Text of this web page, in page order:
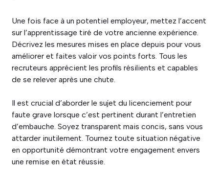
Une fois face à un potentiel employeur, mettez l’accent
sur l’apprentissage tiré de votre ancienne expérience.
Décrivez les mesures mises en place depuis pour vous
améliorer et faites valoir vos points forts. Tous les
recruteurs apprécient les profils résilients et capables
de se relever après une chute.
Il est crucial d’aborder le sujet du licenciement pour
faute grave lorsque c’est pertinent durant l’entretien
d’embauche. Soyez transparent mais concis, sans vous
attarder inutilement. Tournez toute situation négative
en opportunité démontrant votre engagement envers
une remise en état réussie.